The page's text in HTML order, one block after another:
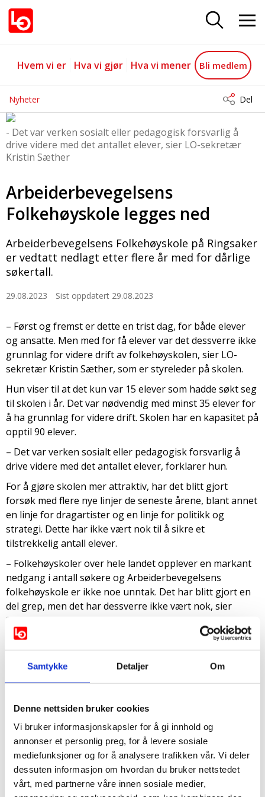
Samtykke Detaljer Om
Denne nettsiden bruker cookies
Vi bruker informasjonskapsler for å gi innhold og
annonser et personlig preg, for å levere sosiale
mediefunksjoner og for å analysere trafikken vår. Vi deler
dessuten informasjon om hvordan du bruker nettstedet
vårt, med partnerne våre innen sosiale medier,
Arbeiderbevegelsens
Gå til hovedinnhold
Gå til navigasjon
Hvem vi er Hva vi gjør Hva vi mener Bli medlem
Nyheter Del
- Det var verken sosialt eller pedagogisk forsvarlig å
drive videre med det antallet elever, sier LO-sekretær
Kristin Sæther
Arbeiderbevegelsens
Folkehøyskole legges ned
Arbeiderbevegelsens Folkehøyskole på Ringsaker
er vedtatt nedlagt etter flere år med for dårlige
søkertall.
29.08.2023 Sist oppdatert 29.08.2023
– Først og fremst er dette en trist dag, for både elever
og ansatte. Men med for få elever var det dessverre ikke
grunnlag for videre drift av folkehøyskolen, sier LO-
sekretær Kristin Sæther, som er styreleder på skolen.
Hun viser til at det kun var 15 elever som hadde søkt seg
til skolen i år. Det var nødvendig med minst 35 elever for
å ha grunnlag for videre drift. Skolen har en kapasitet på
opptil 90 elever.
– Det var verken sosialt eller pedagogisk forsvarlig å
drive videre med det antallet elever, forklarer hun.
For å gjøre skolen mer attraktiv, har det blitt gjort
forsøk med flere nye linjer de seneste årene, blant annet
en linje for dragartister og en linje for politikk og
strategi. Dette har ikke vært nok til å sikre et
tilstrekkelig antall elever.
– Folkehøyskoler over hele landet opplever en markant
nedgang i antall søkere og Arbeiderbevegelsens
folkehøyskole er ikke noe unntak. Det har blitt gjort en
del grep, men det har dessverre ikke vært nok, sier
Sæther.
– Det er med tungt hjerte vi tar beslutningen om
nedleggelse, men det er rett og slett ikke riktig å
opprettholde driften, når situasjonen er som den er. Det
er veldig leit at et viktig kapittel i LOs historie med dette
årene siden 1939 hatt gleden av både kunnskap og
kameratskap som de som elev ved skolen har fått og tatt
med seg videre i livet, sier hun.
Etter første halvår hadde skolen et negativt resultat på
to millioner kroner, med en negativ egenkapital som var
omtrent like stor. Skolens bygningsmasse har betydelige